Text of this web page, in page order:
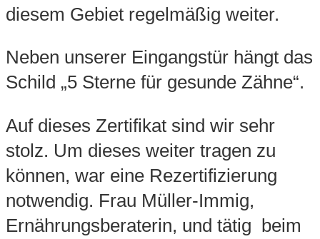
diesem Gebiet regelmäßig weiter.
Neben unserer Eingangstür hängt das
Schild „5 Sterne für gesunde Zähne“.
Auf dieses Zertifikat sind wir sehr
stolz. Um dieses weiter tragen zu
können, war eine Rezertifizierung
notwendig. Frau Müller-Immig,
Ernährungsberaterin, und tätig beim